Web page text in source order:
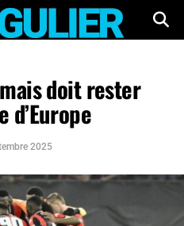
doit rester
d’Europe
2025